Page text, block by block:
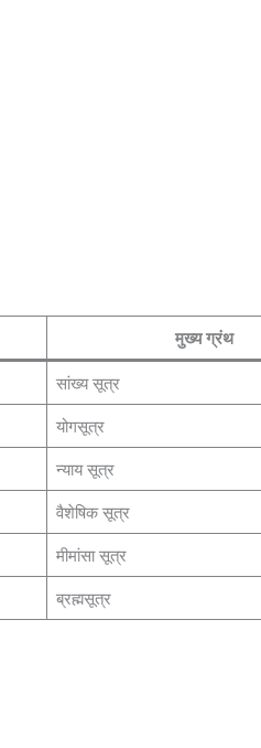
मुख्य ग्रंथ
सांख्य सूत्र
योगसूत्र
न्याय सूत्र
वैशेषिक सूत्र
मीमांसा सूत्र
ब्रह्मसूत्र